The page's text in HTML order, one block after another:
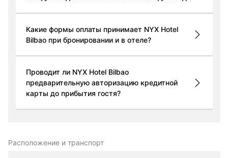
Какие формы оплаты принимает NYX Hotel
Bilbao при бронировании и в отеле?
Проводит ли NYX Hotel Bilbao
предварительную авторизацию кредитной
карты до прибытия гостя?
Расположение и транспорт